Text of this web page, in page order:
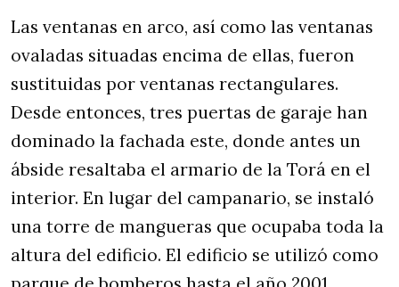
Las ventanas en arco, así como las ventanas
ovaladas situadas encima de ellas, fueron
sustituidas por ventanas rectangulares.
Desde entonces, tres puertas de garaje han
dominado la fachada este, donde antes un
ábside resaltaba el armario de la Torá en el
interior. En lugar del campanario, se instaló
una torre de mangueras que ocupaba toda la
altura del edificio. El edificio se utilizó como